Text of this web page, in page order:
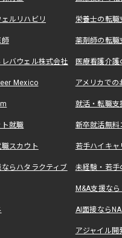
ルリハビリ 栄養士の転
師 薬剤師の転
バウェル株式会社 医療看護介
Mexico アメリカで
就活・転職
就職 新卒就活無料
スカウト 若手ハイキ
らハタラクティブ 未経験・若手
M&A支援な
AI面接なら
アジャイル